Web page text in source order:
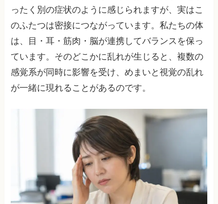
ったく別の症状のように感じられますが、実はこ
のふたつは密接につながっています。私たちの体
は、目・耳・筋肉・脳が連携してバランスを保っ
ています。そのどこかに乱れが生じると、複数の
感覚系が同時に影響を受け、めまいと視覚の乱れ
が一緒に現れることがあるのです。